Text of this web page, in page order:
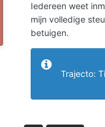
Iedereen weet
mijn volledige
betuigen.
Trajecto: